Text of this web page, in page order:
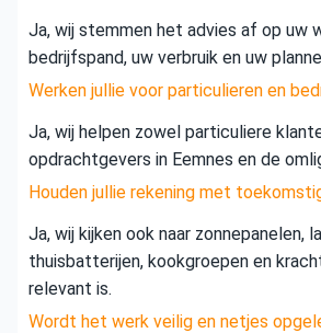
Ja, wij stemmen het advies af op uw
bedrijfspand, uw verbruik en uw
Werken jullie voor particulieren en
Ja, wij helpen zowel particuliere
opdrachtgevers in Eemnes en de
Houden jullie rekening met
Ja, wij kijken ook naar zonnepanelen,
thuisbatterijen, kookgroepen en
relevant is.
Wordt het werk veilig en netjes